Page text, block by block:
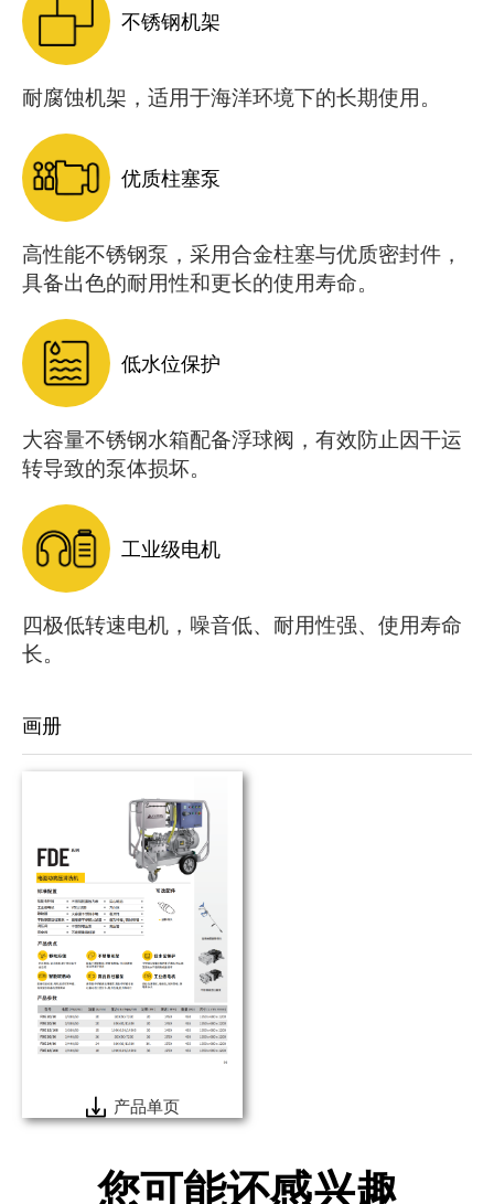
不锈钢机架
耐腐蚀机架，适用于海洋环境下的长期使用。
优质柱塞泵
高性能不锈钢泵，采用合金柱塞与优质密封件，
具备出色的耐用性和更长的使用寿命。
低水位保护
大容量不锈钢水箱配备浮球阀，有效防止因干运
转导致的泵体损坏。
工业级电机
四极低转速电机，噪音低、耐用性强、使用寿命
长。
画册
产品单页
您可能还感兴趣